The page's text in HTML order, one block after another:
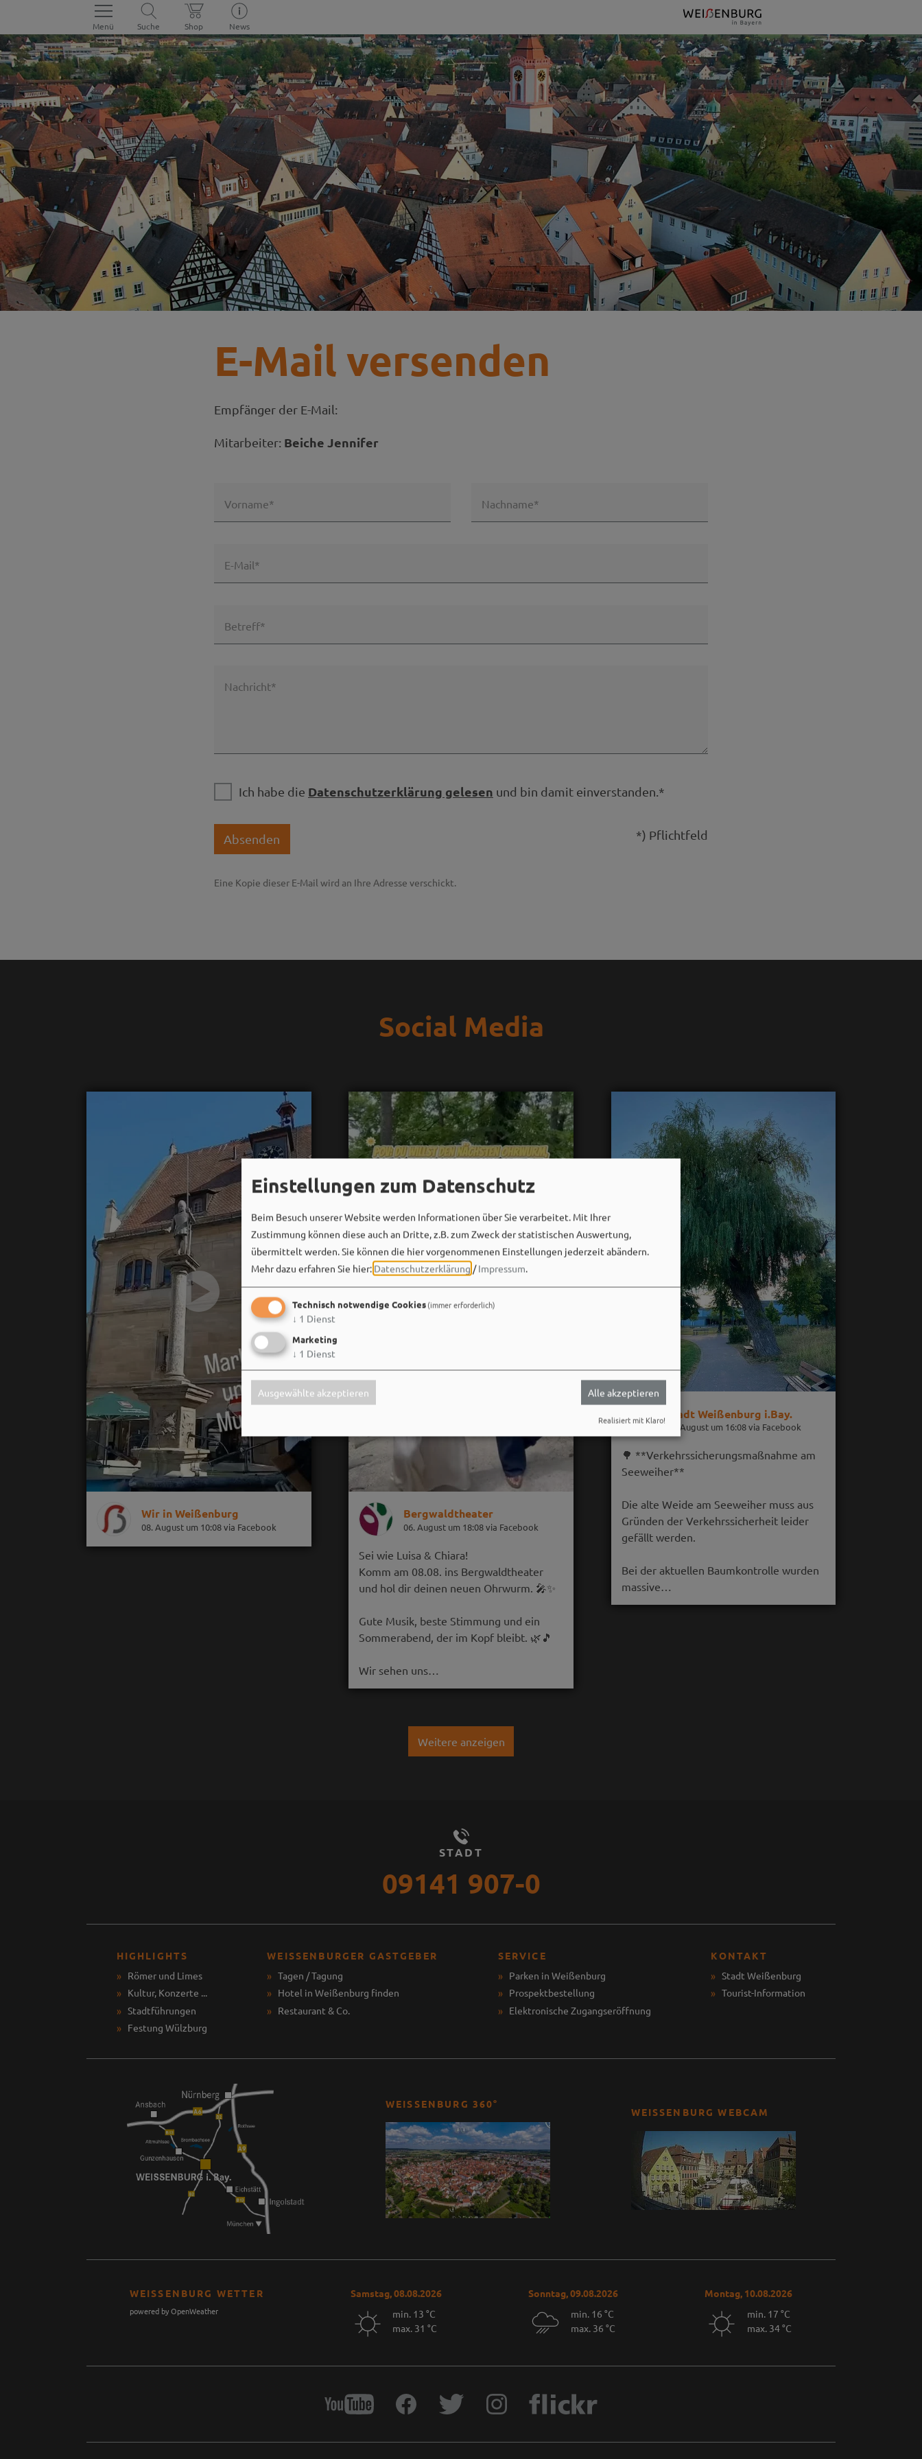
Menü Suche Shop News
E-Mail versenden
Empfänger der E-Mail:
Mitarbeiter: Beiche Jennifer
Vorname* Nachname*
E-Mail*
Betreff*
Nachricht*
Ich habe die Datenschutzerklärung gelesen und bin damit einverstanden.*
Absenden *) Pflichtfeld
Eine Kopie dieser E-Mail wird an Ihre Adresse verschickt.
Social Media
Wir in Weißenburg
08. August um 10:08 via Facebook
Bergwaldtheater
06. August um 18:08 via Facebook
Sei wie Luisa & Chiara!
Komm am 08.08. ins Bergwaldtheater
und hol dir deinen neuen Ohrwurm. 🎤✨
Gute Musik, beste Stimmung und ein
Sommerabend, der im Kopf bleibt. 🌿🎵
Wir sehen uns…
Stadt Weißenburg i.Bay.
06. August um 16:08 via Facebook
🌳 **Verkehrssicherungsmaßnahme am
Seeweiher**
Die alte Weide am Seeweiher muss aus
Gründen der Verkehrssicherheit leider
gefällt werden.
Bei der aktuellen Baumkontrolle wurden
massive…
Weitere anzeigen
STADT
09141 907-0
HIGHLIGHTS
Römer und Limes
Kultur, Konzerte ...
Stadtführungen
Festung Wülzburg
WEISSENBURGER GASTGEBER
Tagen / Tagung
Hotel in Weißenburg finden
Restaurant & Co.
SERVICE
Parken in Weißenburg
Prospektbestellung
Elektronische Zugangseröffnung
KONTAKT
Stadt Weißenburg
Tourist-Information
WEISSENBURG 360°
WEISSENBURG WEBCAM
WEISSENBURG WETTER
powered by OpenWeather
Samstag, 08.08.2026
min. 13 °C
max. 31 °C
Sonntag, 09.08.2026
min. 16 °C
max. 36 °C
Montag, 10.08.2026
min. 17 °C
max. 34 °C
Einstellungen zum Datenschutz
Beim Besuch unserer Website werden Informationen über Sie verarbeitet. Mit Ihrer
Zustimmung können diese auch an Dritte, z.B. zum Zweck der statistischen Auswertung,
übermittelt werden. Sie können die hier vorgenommenen Einstellungen jederzeit abändern.
Mehr dazu erfahren Sie hier: Datenschutzerklärung /Impressum.
Technisch notwendige Cookies(immer erforderlich)
↓ 1 Dienst
Marketing
↓ 1 Dienst
Ausgewählte akzeptieren Alle akzeptieren
Realisiert mit Klaro!